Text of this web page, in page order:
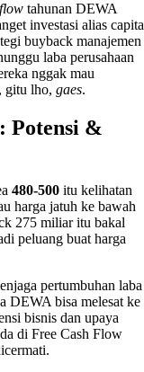
tahunan DEWA
investasi alias
buyback manajemen
laba perusahaan
nggak mau
gitu lho, gaes.
: Potensi &
480-500 itu kelihatan
harga jatuh ke bawah
275 miliar itu bakal
peluang buat harga
pertumbuhan laba
DEWA bisa melesat ke
bisnis dan upaya
di Free Cash Flow